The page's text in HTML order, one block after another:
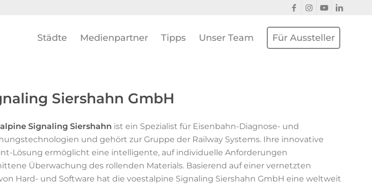
Städte Medienpartner Tipps Unser Team Für Aussteller
Siershahn GmbH
Signaling Siershahn ist ein Spezialist für Eisenbahn-Diagnose- und
und gehört zur Gruppe der Railway Systems. Ihre innovative
Lösung ermöglicht eine intelligente, auf individuelle Anforderungen
Überwachung des rollenden Materials. Basierend auf einer vernetzten
Hard- und Software hat die voestalpine Signaling Siershahn GmbH eine weltweit